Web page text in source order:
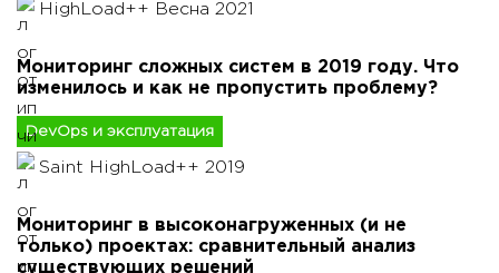
HighLoad++ Весна 2021
Мониторинг сложных систем в 2019 году. Что
изменилось и как не пропустить проблему?
DevOps и эксплуатация
Saint HighLoad++ 2019
Мониторинг в высоконагруженных (и не
только) проектах: сравнительный анализ
существующих решений